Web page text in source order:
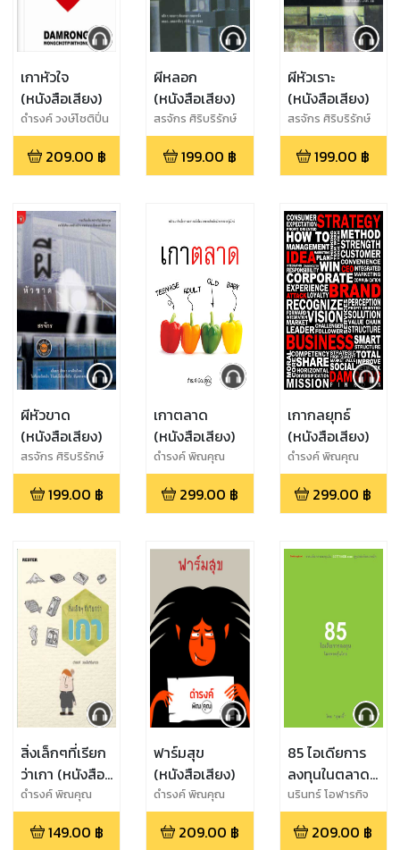
เกาหัวใจ
(หนังสือเสียง)
ดำรงค์ วงษ์โชติปิ่น
ทอง
209.00 ฿
ผีหลอก
(หนังสือเสียง)
สรจักร ศิริบริรักษ์
199.00 ฿
ผีหัวเราะ
(หนังสือเสียง)
สรจักร ศิริบริรักษ์
199.00 ฿
ผีหัวขาด
(หนังสือเสียง)
สรจักร ศิริบริรักษ์
199.00 ฿
เกาตลาด
(หนังสือเสียง)
ดำรงค์ พิณคุณ
299.00 ฿
เกากลยุทธ์
(หนังสือเสียง)
ดำรงค์ พิณคุณ
299.00 ฿
สิ่งเล็กๆที่เรียก
ว่าเกา (หนังสือ
เสียง)
ดำรงค์ พิณคุณ
149.00 ฿
ฟาร์มสุข
(หนังสือเสียง)
ดำรงค์ พิณคุณ
209.00 ฿
85 ไอเดียการ
ลงทุนในตลาด
หุ้นไทย (หนังสือ
เสียง)
นรินทร์ โอฬารกิจ
อนันต์a
209.00 ฿